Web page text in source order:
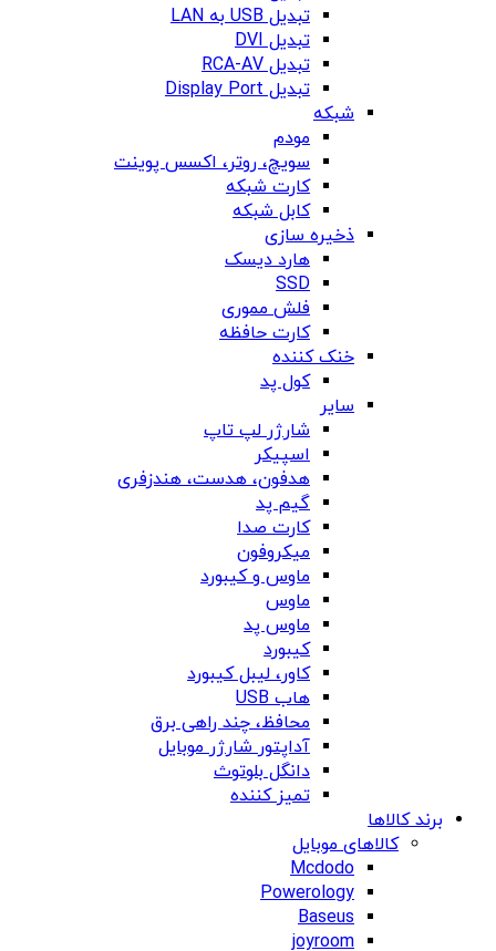
تبدیل USB به LAN
تبدیل DVI
تبدیل RCA-AV
تبدیل Display Port
شبکه
مودم
سویچ، روتر، اکسس پوینت
کارت شبکه
کابل شبکه
ذخیره سازی
هارد دیسک
SSD
فلش مموری
کارت حافظه
خنک کننده
کول پد
سایر
شارژر لپ تاپ
اسپیکر
هدفون، هدست، هندزفری
گیم پد
کارت صدا
میکروفون
ماوس و کیبورد
ماوس
ماوس پد
کیبورد
کاور، لیبل کیبورد
هاب USB
محافظ، چند راهی برق
آداپتور شارژر موبایل
دانگل بلوتوث
تمیز کننده
برند کالاها
کالاهای موبایل
Mcdodo
Powerology
Baseus
joyroom